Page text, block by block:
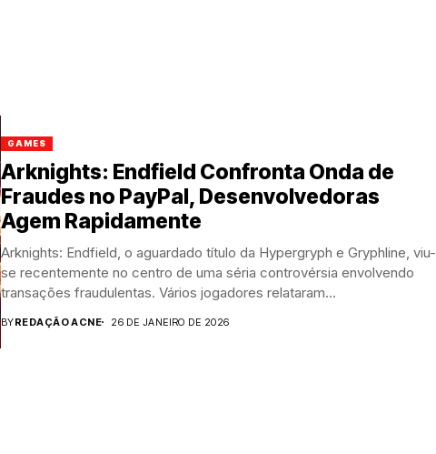
GAMES
Arknights: Endfield Confronta Onda de
Fraudes no PayPal, Desenvolvedoras
Agem Rapidamente
Arknights: Endfield, o aguardado título da Hypergryph e Gryphline, viu-
se recentemente no centro de uma séria controvérsia envolvendo
transações fraudulentas. Vários jogadores relataram...
BYREDAÇÃO ACNE 26 DE JANEIRO DE 2026